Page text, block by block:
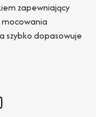
zapewniający
mocowania
szybko dopasowuje